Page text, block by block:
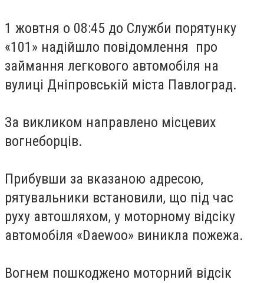
1 жовтня о 08:45 до Служби порятунку
«101» надійшло повідомлення про
займання легкового автомобіля на
вулиці Дніпровській міста Павлоград.
За викликом направлено місцевих
вогнеборців.
Прибувши за вказаною адресою,
рятувальники встановили, що під час
руху автошляхом, у моторному відсіку
автомобіля «Daewoo» виникла пожежа.
Вогнем пошкоджено моторний відсік